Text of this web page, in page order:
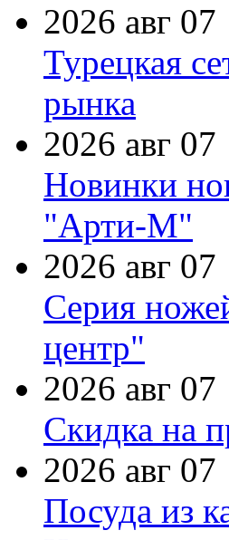
2026 авг 07
Турецкая
рынка
2026 авг 07
Новинки
"Арти-М"
2026 авг 07
Серия
центр"
2026 авг 07
Скидка на
2026 авг 07
Посуда из